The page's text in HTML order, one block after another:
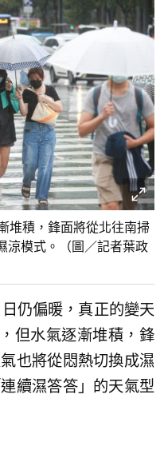
堆積，鋒面將從北往南掃
涼模式。（圖／記者葉政
仍偏暖，真正的變天
但水氣逐漸堆積，鋒
也將從悶熱切換成濕
續濕答答」的天氣型